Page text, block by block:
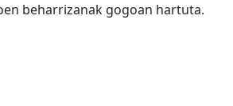
beharrizanak gogoan hartuta.